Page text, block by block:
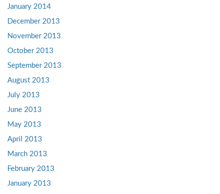
January 2014
December 2013
November 2013
October 2013
September 2013
August 2013
July 2013
June 2013
May 2013
April 2013
March 2013
February 2013
January 2013